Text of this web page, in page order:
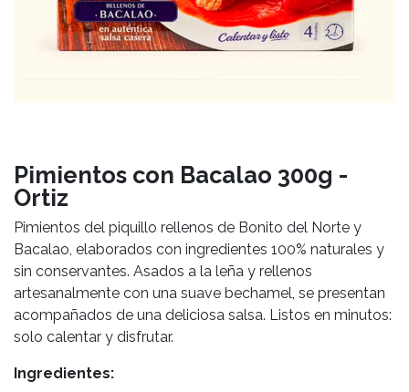
Pimientos con Bacalao 300g -
Ortiz
Pimientos del piquillo rellenos de Bonito del Norte y
Bacalao, elaborados con ingredientes 100% naturales y
sin conservantes. Asados a la leña y rellenos
artesanalmente con una suave bechamel, se presentan
acompañados de una deliciosa salsa. Listos en minutos:
solo calentar y disfrutar.
Ingredientes: